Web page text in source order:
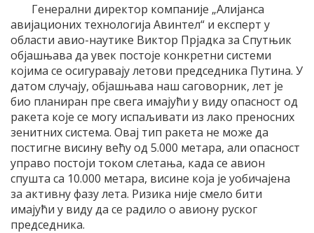
Генерални директор компаније „Алијанса
авијационих технологија Авинтел“ и експерт у
области авио-наутике Виктор Прјадка за Спутњик
објашњава да увек постоје конкретни системи
којима се осигуравају летови председника Путина. У
датом случају, објашњава наш саговорник, лет је
био планиран пре свега имајући у виду опасност од
ракета које се могу испаљивати из лако преносних
зенитних система. Овај тип ракета не може да
постигне висину већу од 5.000 метара, али опасност
управо постоји током слетања, када се авион
спушта са 10.000 метара, висине која је уобичајена
за активну фазу лета. Ризика није смело бити
имајући у виду да се радило о авиону руског
председника.